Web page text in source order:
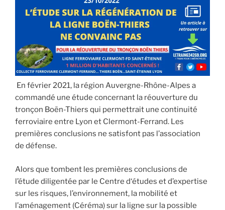
En février 2021, la région Auvergne-Rhône-Alpes a
commandé une étude concernant la réouverture du
tronçon Boën-Thiers qui permettrait une continuité
ferroviaire entre Lyon et Clermont-Ferrand. Les
premières conclusions ne satisfont pas l’association
de défense.
Alors que tombent les premières conclusions de
l’étude diligentée par le Centre d‘études et d’expertise
sur les risques, l’environnement, la mobilité et
l’aménagement (Céréma) sur la ligne sur la possible